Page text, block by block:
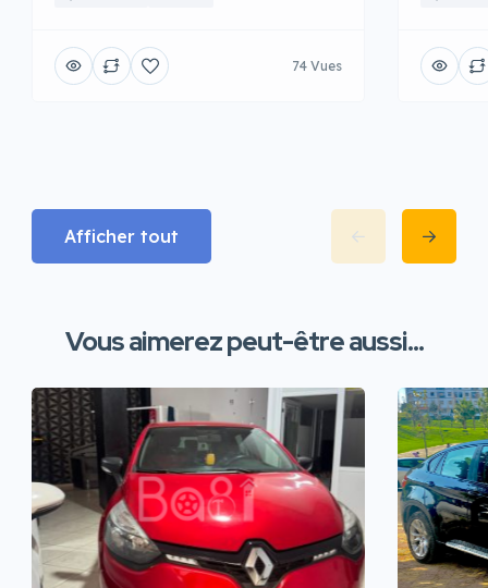
74 Vues
Afficher tout
Vous aimerez peut-être aussi...